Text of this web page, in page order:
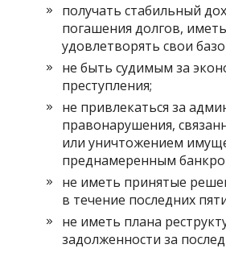
получать стабильный
погашения долгов,
удовлетворять свои
не быть судимым за
преступления;
не привлекаться за
правонарушения,
или уничтожением
преднамеренным
не иметь принятые
в течение последних
не иметь плана
задолженности за